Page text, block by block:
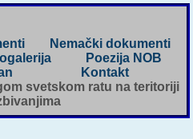
Nemački dokumenti
Poezija NOB
Kontakt
svetskom ratu na teritoriji